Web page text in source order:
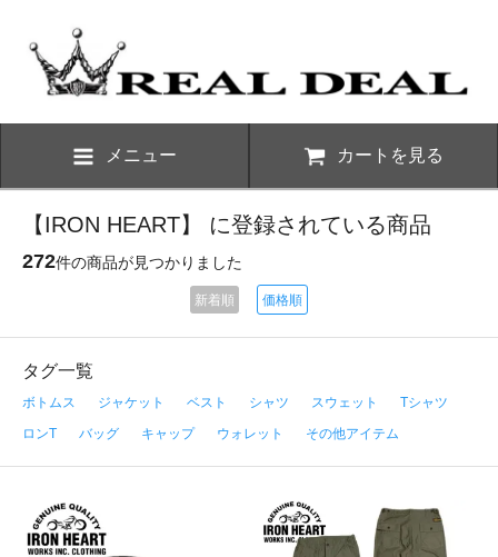
メニュー カートを見る
【IRON HEART】 に登録されている商品
272件の商品が見つかりました
新着順 価格順
タグ一覧
ボトムス ジャケット ベスト シャツ スウェット
Tシャツ
ロンT
バッグ キャップ ウォレット その他アイテム